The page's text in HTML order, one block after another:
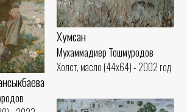
Хумсан
Мухаммадиер Тошмуродов
Холст, масло (44x64) - 2002 год